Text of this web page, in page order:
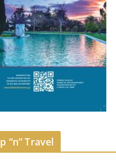
“n” Travel